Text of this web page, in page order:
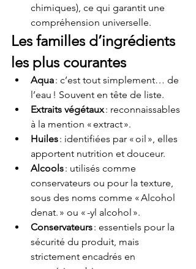
chimiques), ce qui garantit une
compréhension universelle.
Les familles d’ingrédients
les plus courantes
Aqua : c’est tout simplement… de
l’eau ! Souvent en tête de liste.
Extraits végétaux : reconnaissables
à la mention « extract ».
Huiles : identifiées par « oil », elles
apportent nutrition et douceur.
Alcools : utilisés comme
conservateurs ou pour la texture,
sous des noms comme « Alcohol
denat. » ou « -yl alcohol ».
Conservateurs : essentiels pour la
sécurité du produit, mais
strictement encadrés en